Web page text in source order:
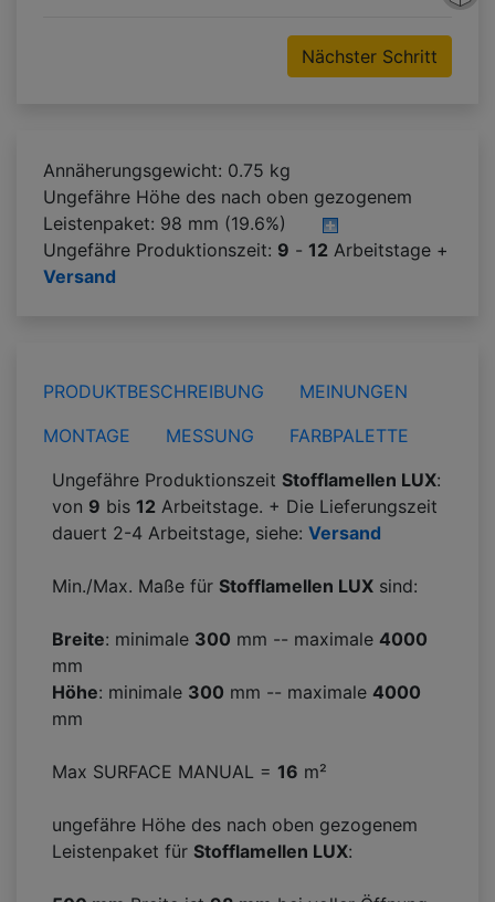
Nächster Schritt
Annäherungsgewicht: 0.75 kg
Ungefähre Höhe des nach oben gezogenem
Leistenpaket: 98 mm (19.6%)
Ungefähre Produktionszeit: 9 - 12 Arbeitstage +
Versand
PRODUKTBESCHREIBUNG
MEINUNGEN
MONTAGE
MESSUNG
FARBPALETTE
Ungefähre Produktionszeit Stofflamellen LUX:
von 9 bis 12 Arbeitstage. + Die Lieferungszeit
dauert 2-4 Arbeitstage, siehe: Versand
Min./Max. Maße für Stofflamellen LUX sind:
Breite: minimale 300 mm -- maximale 4000
mm
Höhe: minimale 300 mm -- maximale 4000
mm
Max SURFACE MANUAL = 16 m²
ungefähre Höhe des nach oben gezogenem
Leistenpaket für Stofflamellen LUX: